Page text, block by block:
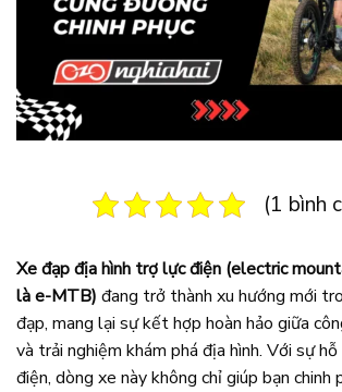
(1 bình
Xe đạp địa hình trợ lực điện (electric
là e-MTB) đang trở thành xu hướng mới
đạp, mang lại sự kết hợp hoàn hảo giữa
và trải nghiệm khám phá địa hình. Với sự
điện, dòng xe này không chỉ giúp bạn chinh